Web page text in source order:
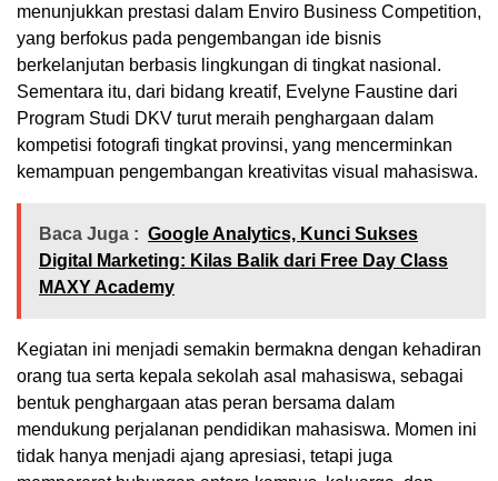
menunjukkan prestasi dalam Enviro Business Competition,
yang berfokus pada pengembangan ide bisnis
berkelanjutan berbasis lingkungan di tingkat nasional.
Sementara itu, dari bidang kreatif, Evelyne Faustine dari
Program Studi DKV turut meraih penghargaan dalam
kompetisi fotografi tingkat provinsi, yang mencerminkan
kemampuan pengembangan kreativitas visual mahasiswa.
Baca Juga : Google Analytics, Kunci Sukses
Digital Marketing: Kilas Balik dari Free Day Class
MAXY Academy
Kegiatan ini menjadi semakin bermakna dengan kehadiran
orang tua serta kepala sekolah asal mahasiswa, sebagai
bentuk penghargaan atas peran bersama dalam
mendukung perjalanan pendidikan mahasiswa. Momen ini
tidak hanya menjadi ajang apresiasi, tetapi juga